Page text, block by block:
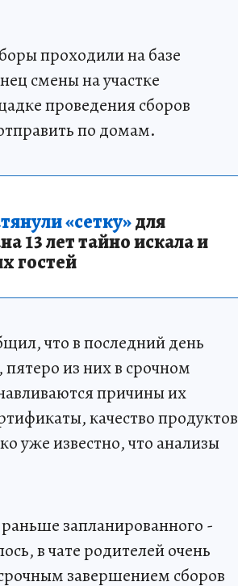
проходили на базе
смены на участке
проведения сборов
по домам.
«сетку»для
13 лет тайно искала и
гостей
что в последний день
пятеро из них в срочном
причины их
качество продуктов
уже известно, что анализы
запланированного -
в чате родителей очень
завершением сборов